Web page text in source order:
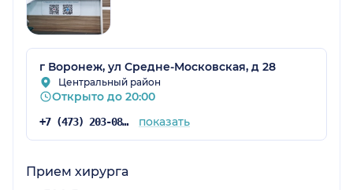
г Воронеж, ул Средне-Московская, д 28
Центральный район
Открыто до 20:00
+7 (473) 203-08-36 показать
Прием хирурга